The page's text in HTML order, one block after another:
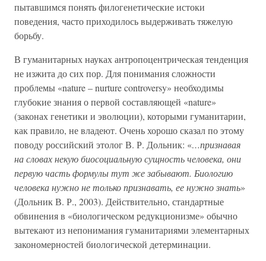
пытавшимся понять филогенетические истоки
поведения, часто приходилось выдерживать тяжелую
борьбу.
В гуманитарных науках антропоцентрическая тенденция
не изжита до сих пор. Для понимания сложности
проблемы «nature – nurture controversy» необходимы
глубокие знания о первой составляющей «nature»
(законах генетики и эволюции), которыми гуманитарии,
как правило, не владеют. Очень хорошо сказал по этому
поводу российский этолог В. Р. Дольник: «…признавая
на словах некую биосоциальную сущность человека, они
первую часть формулы тут же забывают. Биологию
человека нужно не только признавать, ее нужно знать»
(Дольник В. Р., 2003). Действительно, стандартные
обвинения в «биологическом редукционизме» обычно
вытекают из непонимания гуманитариями элементарных
закономерностей биологической детерминации.